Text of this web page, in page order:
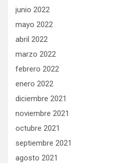
junio 2022
mayo 2022
abril 2022
marzo 2022
febrero 2022
enero 2022
diciembre 2021
noviembre 2021
octubre 2021
septiembre 2021
agosto 2021